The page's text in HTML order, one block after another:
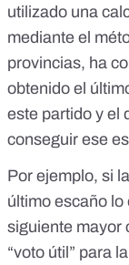
utilizado una
mediante el
provincias, ha
obtenido el
este partido y el
conseguir ese
Por ejemplo, si
último escaño lo
siguiente mayor
“voto útil” para